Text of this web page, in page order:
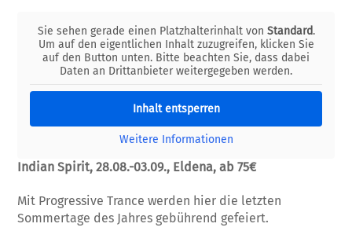
Sie sehen gerade einen Platzhalterinhalt von Standard.
Um auf den eigentlichen Inhalt zuzugreifen, klicken Sie
auf den Button unten. Bitte beachten Sie, dass dabei
Daten an Drittanbieter weitergegeben werden.
Inhalt entsperren
Weitere Informationen
Indian Spirit, 28.08.-03.09., Eldena, ab 75€
Mit Progressive Trance werden hier die letzten
Sommertage des Jahres gebührend gefeiert.